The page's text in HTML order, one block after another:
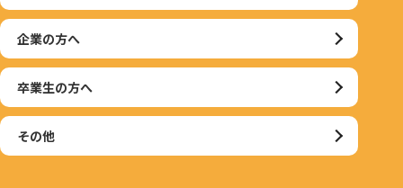
企業の方へ
卒業生の方へ
その他